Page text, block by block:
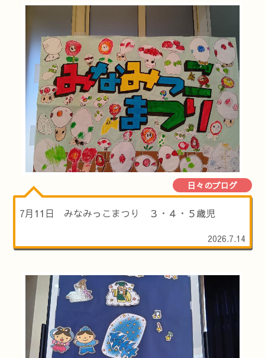
日々のブログ
7月11日 みなみっこまつり ３・４・５歳児
2026.7.14